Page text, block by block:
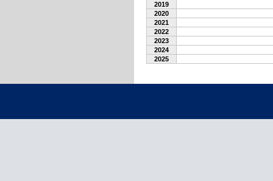
2019
2020
2021
2022
2023
2024
2025